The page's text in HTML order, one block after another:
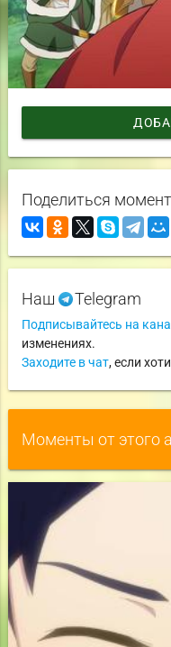
Поделиться
Наш Telegram
Подписывайтесь на
изменениях.
Заходите в чат, если
Моменты от этого